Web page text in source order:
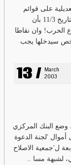
على قوائم
جمعية الاصلاح الاجتماعي، صرح للصحافة المحلية بتاريخ 11/3 بأن
الحرب! وان نقاطا
سيدخلها يجب
13 / March
2003
وضع البنك المركزي
'لجنة الدعوة
ل'جمعية الاصلاح
لشبهة مسا ..